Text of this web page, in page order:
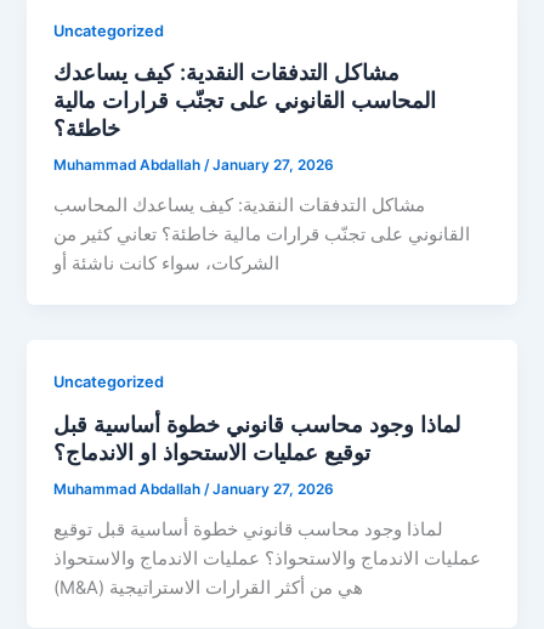
Uncategorized
مشاكل التدفقات النقدية: كيف يساعدك
المحاسب القانوني على تجنّب قرارات مالية
خاطئة؟
Muhammad Abdallah/January 27, 2026
مشاكل التدفقات النقدية: كيف يساعدك المحاسب
القانوني على تجنّب قرارات مالية خاطئة؟ تعاني كثير من
الشركات، سواء كانت ناشئة أو
Uncategorized
لماذا وجود محاسب قانوني خطوة أساسية قبل
توقيع عمليات الاستحواذ او الاندماج؟
Muhammad Abdallah /January 27, 2026
لماذا وجود محاسب قانوني خطوة أساسية قبل توقيع
عمليات الاندماج والاستحواذ؟ عمليات الاندماج والاستحواذ
(M&A) هي من أكثر القرارات الاستراتيجية